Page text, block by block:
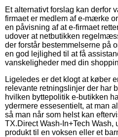
Et alternativt forslag kan derfor
firmaet er medlem af e-mærke
en påvisning af at e-firmaet
udover at netbutikken
der forstår bestemmelserne på
en god lejlighed til at få
vanskeligheder med din
Ligeledes er det klogt at køber
relevante retningslinjer der har
hvilken byttepolitik e-butikken
ydermere essesentielt, at man
så man når som helst kan
TX.Direct Wash-In+Tech
produkt til en voksen eller et